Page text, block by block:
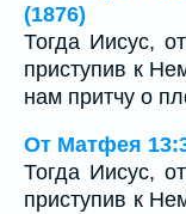
(1876)
Тогда Иисус,
приступив к
нам притчу о
От Матфея
Тогда Иисус,
приступив к